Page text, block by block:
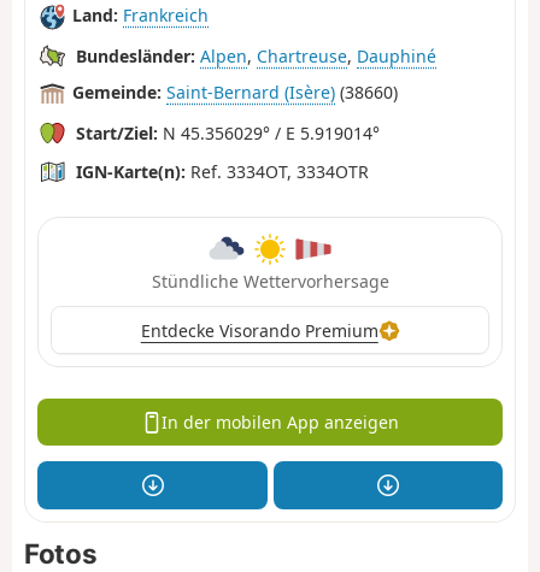
Land: Frankreich
Bundesländer: Alpen, Chartreuse, Dauphiné
Gemeinde: Saint-Bernard (Isère) (38660)
Start/Ziel: N 45.356029° / E 5.919014°
IGN-Karte(n): Ref. 3334OT, 3334OTR
Stündliche Wettervorhersage
Entdecke Visorando Premium
In der mobilen App anzeigen
Fotos